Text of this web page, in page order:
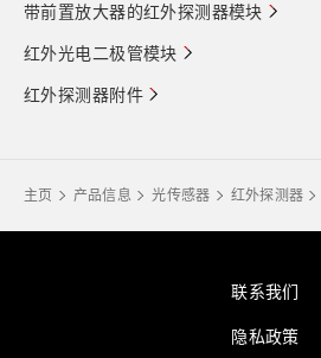
带前置放大器的红外探测器模块
红外光电二极管模块
红外探测器附件
主页 产品信息 光传感器 红外探测器
联系我们
隐私政策